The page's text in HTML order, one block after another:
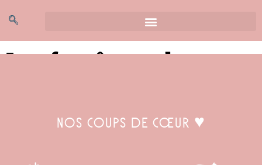
Les fantômes de
Nos coups de cœur ♥